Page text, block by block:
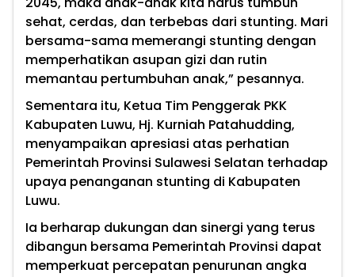
sehat, cerdas, dan terbebas dari stunting. Mari
bersama-sama memerangi stunting dengan
memperhatikan asupan gizi dan rutin
memantau pertumbuhan anak,” pesannya.
Sementara itu, Ketua Tim Penggerak PKK
Kabupaten Luwu, Hj. Kurniah Patahudding,
menyampaikan apresiasi atas perhatian
Pemerintah Provinsi Sulawesi Selatan terhadap
upaya penanganan stunting di Kabupaten
Luwu.
Ia berharap dukungan dan sinergi yang terus
dibangun bersama Pemerintah Provinsi dapat
memperkuat percepatan penurunan angka